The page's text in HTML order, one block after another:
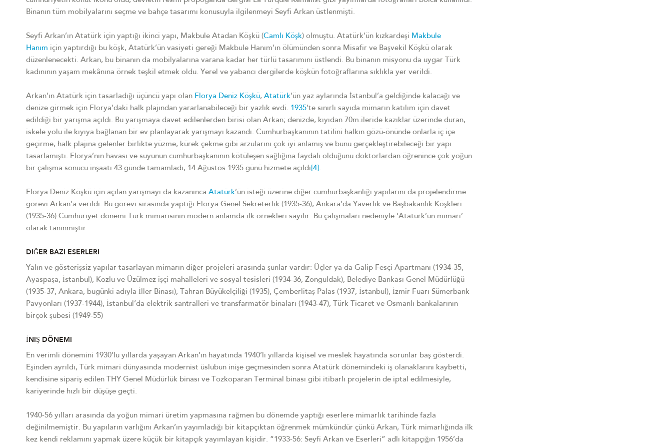
Binanın tüm mobilyalarını seçme ve bahçe tasarımı konusuyla ilgilenmeyi Seyfi Arkan üstlenmişti.
Seyfi Arkan’ın Atatürk için yaptığı ikinci yapı, Makbule Atadan Köşkü (Camlı Köşk) olmuştu. Atatürk’ün kızkardeşi Makbule
Hanım için yaptırdığı bu köşk, Atatürk’ün vasiyeti gereği Makbule Hanım’ın ölümünden sonra Misafir ve Başvekil Köşkü olarak
düzenlenecekti. Arkan, bu binanın da mobilyalarına varana kadar her türlü tasarımını üstlendi. Bu binanın misyonu da uygar Türk
kadınının yaşam mekânına örnek teşkil etmek oldu. Yerel ve yabancı dergilerde köşkün fotoğraflarına sıklıkla yer verildi.
Arkan’ın Atatürk için tasarladığı üçüncü yapı olan Florya Deniz Köşkü, Atatürk’ün yaz aylarında İstanbul’a geldiğinde kalacağı ve
denize girmek için Florya’daki halk plajından yararlanabileceği bir yazlık evdi. 1935’te sınırlı sayıda mimarın katılım için davet
edildiği bir yarışma açıldı. Bu yarışmaya davet edilenlerden birisi olan Arkan; denizde, kıyıdan 70m.ileride kazıklar üzerinde duran,
iskele yolu ile kıyıya bağlanan bir ev planlayarak yarışmayı kazandı. Cumhurbaşkanının tatilini halkın gözü-önünde onlarla iç içe
geçirme, halk plajına gelenler birlikte yüzme, kürek çekme gibi arzularını çok iyi anlamış ve bunu gerçekleştirebileceği bir yapı
tasarlamıştı. Florya’nın havası ve suyunun cumhurbaşkanının kötüleşen sağlığına faydalı olduğunu doktorlardan öğrenince çok yoğun
bir çalışma sonucu inşaatı 43 günde tamamladı, 14 Ağustos 1935 günü hizmete açıldı [4] .
Florya Deniz Köşkü için açılan yarışmayı da kazanınca Atatürk’ün isteği üzerine diğer cumhurbaşkanlığı yapılarını da projelendirme
görevi Arkan’a verildi. Bu görevi sırasında yaptığı Florya Genel Sekreterlik (1935-36), Ankara’da Yaverlik ve Başbakanlık Köşkleri
(1935-36) Cumhuriyet dönemi Türk mimarisinin modern anlamda ilk örnekleri sayılır. Bu çalışmaları nedeniyle ‘Atatürk’ün mimarı’
olarak tanınmıştır.
DIĞER BAZI ESERLERI
Yalın ve gösterişsiz yapılar tasarlayan mimarın diğer projeleri arasında şunlar vardır: Üçler ya da Galip Fesçi Apartmanı (1934-35,
Ayaspaşa, İstanbul), Kozlu ve Üzülmez işçi mahalleleri ve sosyal tesisleri (1934-36, Zonguldak), Belediye Bankası Genel Müdürlüğü
(1935-37, Ankara, bugünki adıyla İller Binası), Tahran Büyükelçiliği (1935), Çemberlitaş Palas (1937, İstanbul), İzmir Fuarı Sümerbank
Pavyonları (1937-1944), İstanbul’da elektrik santralleri ve transfarmatör binaları (1943-47), Türk Ticaret ve Osmanlı bankalarının
birçok şubesi (1949-55)
İNIŞ DÖNEMI
En verimli dönemini 1930’lu yıllarda yaşayan Arkan’ın hayatında 1940’lı yıllarda kişisel ve meslek hayatında sorunlar baş gösterdi.
Eşinden ayrıldı, Türk mimari dünyasında modernist üslubun inişe geçmesinden sonra Atatürk dönemindeki iş olanaklarını kaybetti,
kendisine sipariş edilen THY Genel Müdürlük binası ve Tozkoparan Terminal binası gibi itibarlı projelerin de iptal edilmesiyle,
kariyerinde hızlı bir düşüşe geçti.
1940-56 yılları arasında da yoğun mimari üretim yapmasına rağmen bu dönemde yaptığı eserlere mimarlık tarihinde fazla
değinilmemiştir. Bu yapıların varlığını Arkan’ın yayımladığı bir kitapçıktan öğrenmek mümkündür çünkü Arkan, Türk mimarlığında ilk
kez kendi reklamını yapmak üzere küçük bir kitapçık yayımlayan kişidir. “1933-56: Seyfi Arkan ve Eserleri” adlı kitapçığın 1956’da